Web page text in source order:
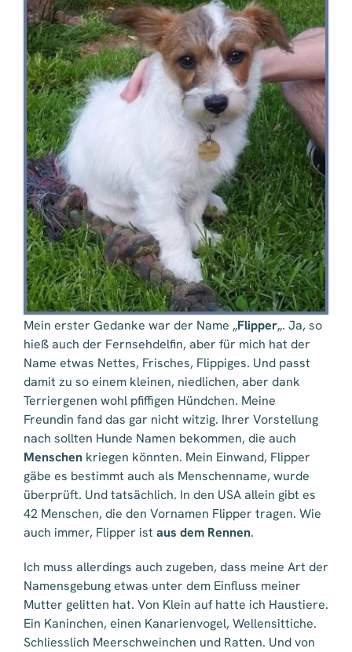
Mein erster Gedanke war der Name „Flipper„. Ja, so
hieß auch der Fernsehdelfin, aber für mich hat der
Name etwas Nettes, Frisches, Flippiges. Und passt
damit zu so einem kleinen, niedlichen, aber dank
Terriergenen wohl pfiffigen Hündchen. Meine
Freundin fand das gar nicht witzig. Ihrer Vorstellung
nach sollten Hunde Namen bekommen, die auch
Menschen kriegen könnten. Mein Einwand, Flipper
gäbe es bestimmt auch als Menschenname, wurde
überprüft. Und tatsächlich. In den USA allein gibt es
42 Menschen, die den Vornamen Flipper tragen. Wie
auch immer, Flipper ist aus dem Rennen.
Ich muss allerdings auch zugeben, dass meine Art der
Namensgebung etwas unter dem Einfluss meiner
Mutter gelitten hat. Von Klein auf hatte ich Haustiere.
Ein Kaninchen, einen Kanarienvogel, Wellensittiche.
Schliesslich Meerschweinchen und Ratten. Und von